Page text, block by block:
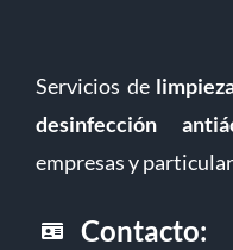
Servicios de
desinfección
empresas y
Contacto: